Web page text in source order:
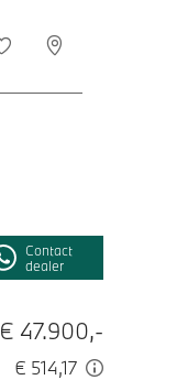
Contact
dealer
€ 47.900,-
€ 514,17